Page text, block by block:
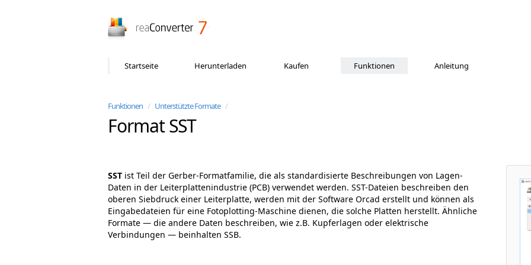
Startseite Herunterladen Kaufen Funktionen Anleitung
Funktionen / Unterstützte Formate /
Format SST
SSTist Teil der Gerber-Formatfamilie, die als standardisierte Beschreibungen von Lagen-
Daten in der Leiterplattenindustrie (PCB) verwendet werden. SST-Dateien beschreiben den
oberen Siebdruck einer Leiterplatte, werden mit der Software Orcad erstellt und können als
Eingabedateien für eine Fotoplotting-Maschine dienen, die solche Platten herstellt. Ähnliche
Formate — die andere Daten beschreiben, wie z.B. Kupferlagen oder elektrische
Verbindungen — beinhalten SSB.